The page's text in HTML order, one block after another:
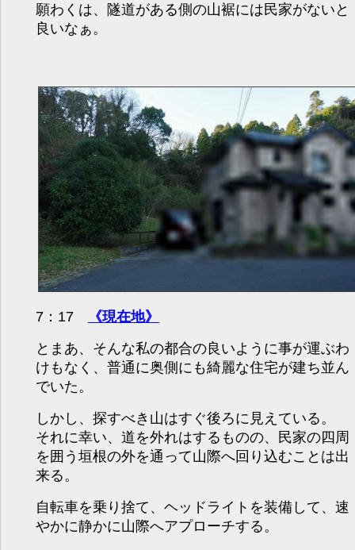
願わくは、隧道がある側の山裾には民家がないと
良いなぁ。
7：17
《現在地》
とまあ、そんな私の都合の良いように事が運ぶわ
けもなく、普通に奥側にも綺麗な住宅が建ち並ん
でいた。
しかし、探すべき山はすぐ後ろに見えている。
それに幸い、道を外れはするものの、民家の四周
を囲う垣根の外を通って山際へ回り込むことは出
来る。
自転車を乗り捨て、ヘッドライトを装備して、速
やかに静かに山際へアプローチする。